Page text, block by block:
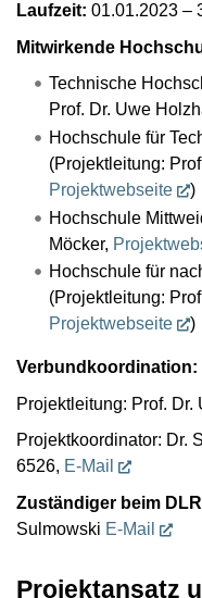
Laufzeit: 01.01.2023 –
Mitwirkende
Technische
Prof. Dr. Uwe
Hochschule für
(Projektleitung:
Projektwebseite
)
Hochschule
Möcker,
Hochschule für
(Projektleitung:
Projektwebseite
)
Verbundkoordination:
Projektleitung: Prof. Dr.
Projektkoordinator: Dr.
6526, E-Mail
Zuständiger beim
Sulmowski E-Mail
Projektansatz